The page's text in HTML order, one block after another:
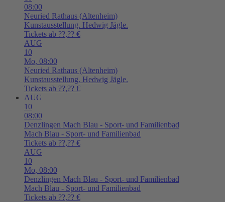
08:00
Neuried Rathaus (Altenheim)
Kunstausstellung. Hedwig Jägle.
Tickets ab ??,?? €
AUG
10
Mo, 08:00
Neuried Rathaus (Altenheim)
Kunstausstellung. Hedwig Jägle.
Tickets ab ??,?? €
AUG
10
08:00
Denzlingen Mach Blau - Sport- und Familienbad
Mach Blau - Sport- und Familienbad
Tickets ab ??,?? €
AUG
10
Mo, 08:00
Denzlingen Mach Blau - Sport- und Familienbad
Mach Blau - Sport- und Familienbad
Tickets ab ??,?? €